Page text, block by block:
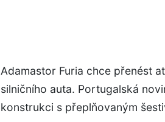
Adamastor Furia chce přenést
silničního auta. Portugalská
konstrukci s přeplňovaným